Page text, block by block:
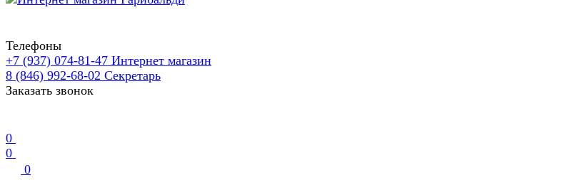
Телефоны
+7 (937) 074-81-47 Интернет магазин
8 (846) 992-68-02 Секретарь
Заказать звонок
0
0
0